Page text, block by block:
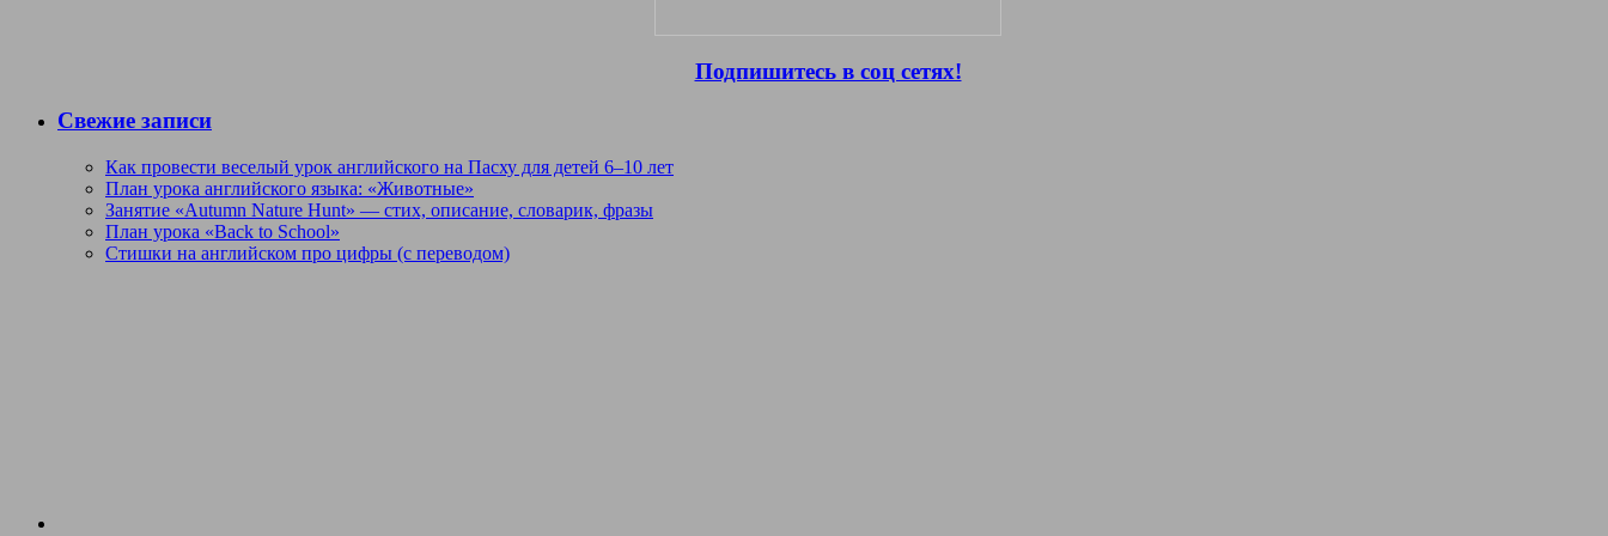
Подпишитесь в соц сетях!
Свежие записи
Как провести веселый урок английского на Пасху для детей 6–10 лет
План урока английского языка: «Животные»
Занятие «Autumn Nature Hunt» — стих, описание, словарик, фразы
План урока «Back to School»
Стишки на английском про цифры (с переводом)